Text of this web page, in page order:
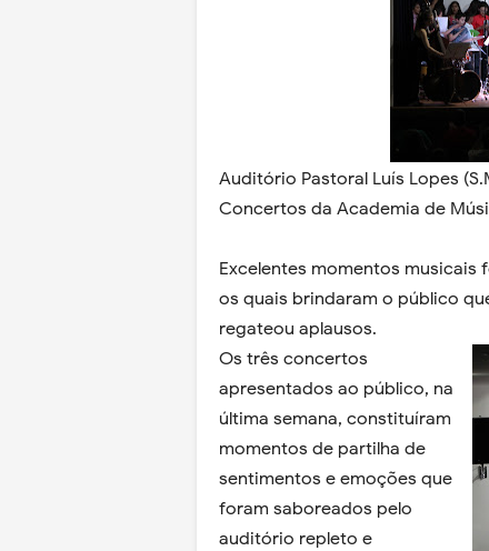
Auditório Pastoral Luís Lopes
Concertos da Academia de
Excelentes momentos musicais
os quais brindaram o público
regateou aplausos.
Os três concertos
apresentados ao público, na
última semana, constituíram
momentos de partilha de
sentimentos e emoções que
foram saboreados pelo
auditório repleto e